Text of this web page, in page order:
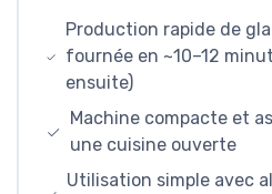
Production rapide de
fournée en ~10–12
ensuite)
Machine compacte et
une cuisine ouverte
Utilisation simple avec